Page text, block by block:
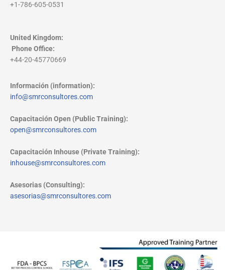
+1-786-605-0531
United Kingdom:
Phone Office:
+44-20-45770669
Información (information):
info@smrconsultores.com
Capacitación Open (Public Training):
open@smrconsultores.com
Capacitación Inhouse (Private Training):
inhouse@smrconsultores.com
Asesorias (Consulting):
asesorias@smrconsultores.com